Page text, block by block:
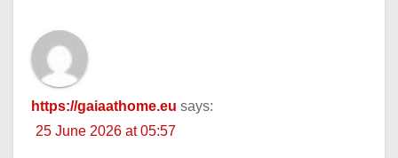
https://gaiaathome.eu says:
25 June 2026 at 05:57